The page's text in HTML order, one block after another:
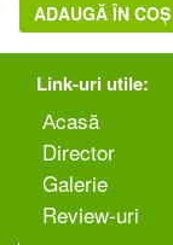
ADAUGĂ ÎN COȘ
Link-uri utile:
Аcasă
Director
Galerie
Review-uri